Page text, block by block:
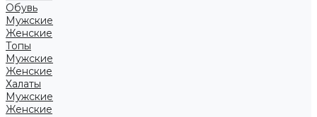
Обувь
Мужские
Женские
Топы
Мужские
Женские
Халаты
Мужские
Женские